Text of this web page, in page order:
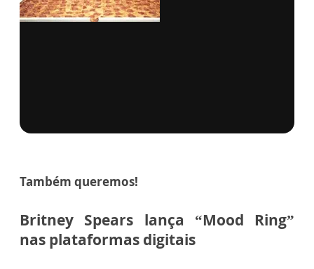
Também queremos!
Britney Spears lança “Mood Ring”
nas plataformas digitais